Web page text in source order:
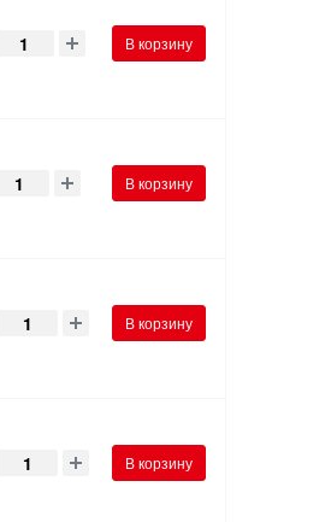
В корзину
В корзину
В корзину
В корзину